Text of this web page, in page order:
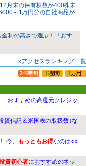
月末の保有株数が400株未
～1万円分の自社商品が
金利の高さで選ぶ！「おす
»アクセスランキング一覧
おすすめの高還元クレジッ
資信託＆米国株の取扱数｣な
今、 もっともお得なのは○○
資初心者におすすめのネッ